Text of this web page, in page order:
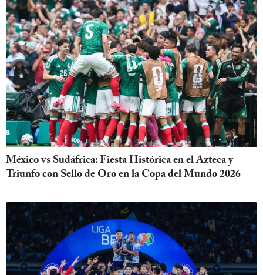
México vs Sudáfrica: Fiesta Histórica en el Azteca y
Triunfo con Sello de Oro en la Copa del Mundo 2026